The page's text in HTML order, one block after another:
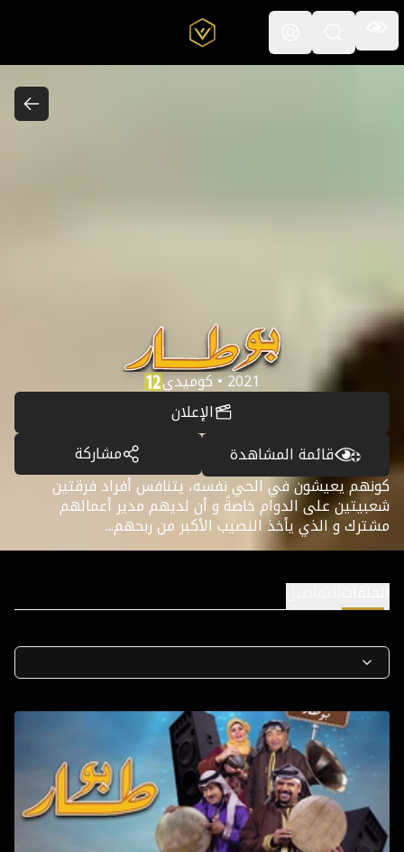
بو طار
2021 • كوميدي
الإعلان
قائمة المشاهدة
مشاركة
كونهم يعيشون في الحي نفسه، يتنافس أفراد فرقتين
شعبيتين على الدوام خاصةً و أن لديهم مدير أعمالهم
مشترك و الذي يأخذ النصيب الأكبر من ربحهم...
الحلقاتالتفاصيل
القائمة